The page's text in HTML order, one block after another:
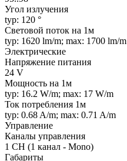
Угол излучения
typ: 120 °
Световой поток на 1м
typ: 1620 lm/m; max: 1700 lm/m
Электрические
Напряжение питания
24 V
Мощность на 1м
typ: 16.2 W/m; max: 17 W/m
Ток потребления 1м
typ: 0.68 A/m; max: 0.71 A/m
Управление
Каналы управления
1 CH (1 канал - Mono)
Габариты